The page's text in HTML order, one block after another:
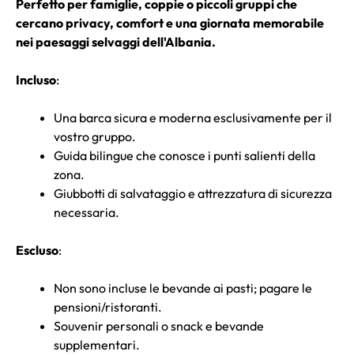
Perfetto per famiglie, coppie o piccoli gruppi che
cercano privacy, comfort e una giornata memorabile
nei paesaggi selvaggi dell'Albania.
Incluso:
Una barca sicura e moderna esclusivamente per il
vostro gruppo.
Guida bilingue che conosce i punti salienti della
zona.
Giubbotti di salvataggio e attrezzatura di sicurezza
necessaria.
Escluso:
Non sono incluse le bevande ai pasti; pagare le
pensioni/ristoranti.
Souvenir personali o snack e bevande
supplementari.